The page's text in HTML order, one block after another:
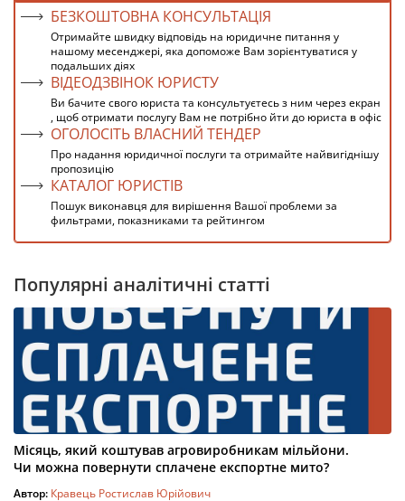
БЕЗКОШТОВНА КОНСУЛЬТАЦІЯ
Отримайте швидку відповідь на юридичне питання у
нашому месенджері, яка допоможе Вам зорієнтуватися у
подальших діях
ВІДЕОДЗВІНОК ЮРИСТУ
Ви бачите свого юриста та консультуєтесь з ним через екран
, щоб отримати послугу Вам не потрібно йти до юриста в офіс
ОГОЛОСІТЬ ВЛАСНИЙ ТЕНДЕР
Про надання юридичної послуги та отримайте найвигіднішу
пропозицію
КАТАЛОГ ЮРИСТІВ
Пошук виконавця для вирішення Вашої проблеми за
фильтрами, показниками та рейтингом
Популярні аналітичні статті
Місяць, який коштував агровиробникам мільйони.
Чи можна повернути сплачене експортне мито?
Автор: Кравець Ростислав Юрійович